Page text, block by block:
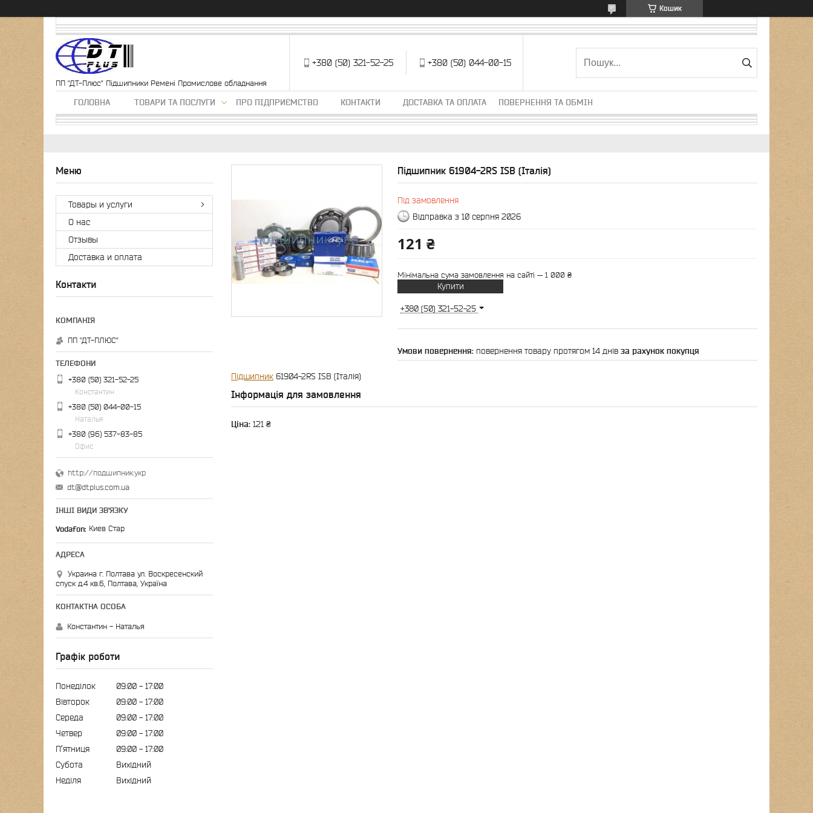
Кошик
ПП "ДТ-Плюс" Підшипники Ремені Промислове обладнання
+380 (50) 321-52-25 +380 (50) 044-00-15
ГОЛОВНА ТОВАРИ ТА ПОСЛУГИ ПРО ПІДПРИЄМСТВО КОНТАКТИ ДОСТАВКА ТА ОПЛАТА ПОВЕРНЕННЯ ТА ОБМІН
Підшипник 61904-2RS ISB (Італія)
Під замовлення
Відправка з 10 серпня 2026
121 ₴
Мінімальна сума замовлення на сайті — 1 000 ₴
Купити
+380 (50) 321-52-25
повернення товару протягом 14 днів за рахунок покупця
Підшипник 61904-2RS ISB (Італія)
Інформація для замовлення
Ціна: 121 ₴
Товары и услуги
О нас
Отзывы
Доставка и оплата
Контакти
ПП "ДТ-ПЛЮС"
+380 (50) 321-52-25
Константин
+380 (50) 044-00-15
Наталья
+380 (96) 537-83-85
Офис
http://подшипник.укр
dt@dtplus.com.ua
ІНШІ ВИДИ ЗВ'ЯЗКУ
Vodafon Киев Стар
Украина г. Полтава ул. Воскресенский
спуск д.4 кв.6, Полтава, Україна
Константин - Наталья
Графік роботи
Понеділок 09:00
17:00
Вівторок
09:00
17:00
Середа
09:00
17:00
Четвер
09:00
17:00
Пʼятниця
09:00
17:00
Субота
Вихідний
Неділя
Вихідний